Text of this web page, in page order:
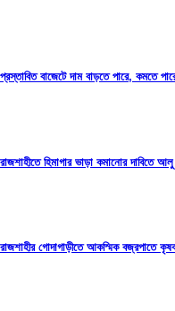
প্রস্তাবিত বাজেটে দাম বাড়তে পারে, কমতে
রাজশাহীতে হিমাগার ভাড়া কমানোর দাবিতে
রাজশাহীর গোদাগাড়ীতে আকস্মিক বজ্রপাতে